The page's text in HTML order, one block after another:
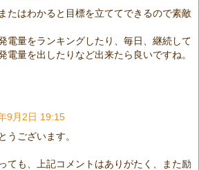
たはわかると目標を立ててできるので素敵
電量をランキングしたり、毎日、継続して
電量を出したりなど出来たら良いですね。
9月2日 19:15
うございます。
ても、上記コメントはありがたく、また励